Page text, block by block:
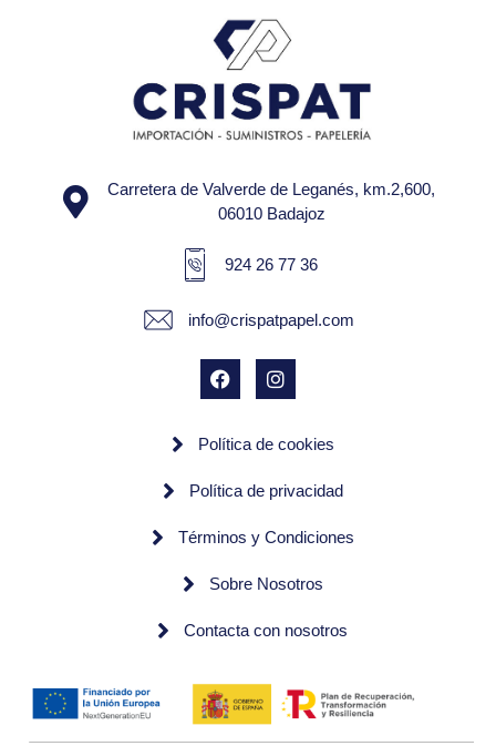
Carretera de Valverde de Leganés, km.2,600,
06010 Badajoz
924 26 77 36
info@crispatpapel.com
Política de cookies
Política de privacidad
Términos y Condiciones
Sobre Nosotros
Contacta con nosotros